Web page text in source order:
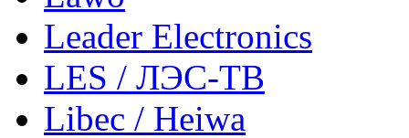
Leader Electronics
LES / ЛЭС-ТВ
Libec / Heiwa